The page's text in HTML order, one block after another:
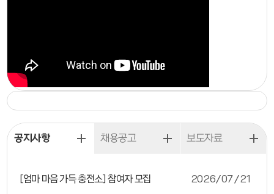
공지사항 채용공고 보도자료
[엄마 마음 가득 충전소] 참여자 모집
2026/07/21